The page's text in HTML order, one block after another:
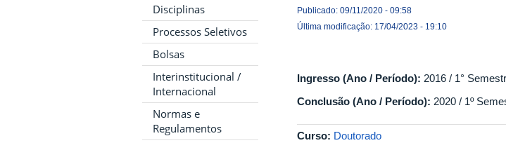
Disciplinas
Processos Seletivos
Bolsas
Interinstitucional /
Internacional
Normas e
Regulamentos
Publicado: 09/11/2020 - 09:58
Última modificação: 17/04/2023 - 19:10
Ingresso (Ano / Período): 2016 / 1°
Conclusão (Ano / Período): 2020 / 1º
Curso: Doutorado